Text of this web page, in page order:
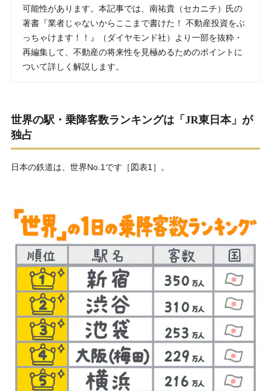
可能性があります。本記事では、南祐貴（セカニチ）氏の
著書『業者じゃないからここまで書けた！ 不動産投資をぶ
っちゃけます！！』（ダイヤモンド社）より一部を抜粋・
再編集して、不動産の将来性を見極めるためのポイントに
ついて詳しく解説します。
世界の駅・乗降客数ランキングは「JR東日本」が
独占
日本の鉄道は、世界No.1です［図表1］。